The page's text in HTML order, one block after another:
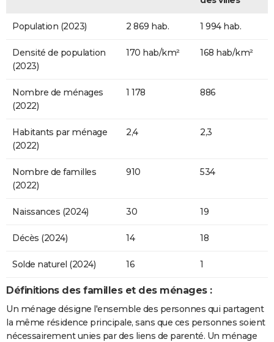
Population (2023) 2 869 hab. 1 994 hab.
Densité de population
(2023)
170 hab/km² 168 hab/km²
Nombre de ménages
(2022)
1 178 886
Habitants par ménage
(2022)
2,4 2,3
Nombre de familles
(2022)
910 534
Naissances (2024) 30 19
Décès (2024) 14 18
Solde naturel (2024) 16 1
Définitions des familles et des ménages :
Un ménage désigne l'ensemble des personnes qui partagent
la même résidence principale, sans que ces personnes soient
nécessairement unies par des liens de parenté. Un ménage